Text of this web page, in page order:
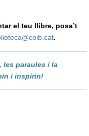
el teu llibre, posa’t
.
les paraules i la
i inspirin!